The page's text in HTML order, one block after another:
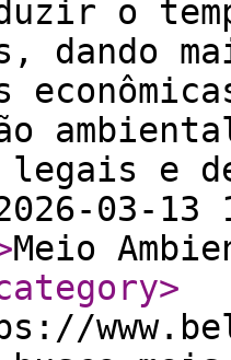
o
dando
e
03-13
Meio
>